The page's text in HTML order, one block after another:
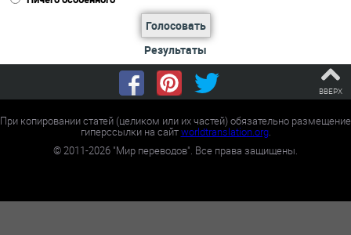
Голосовать
Результаты
ВВЕРХ
При копировании статей (целиком или их частей) обязательно размещение
гиперссылки на сайтworldtranslation.org.
©2011-2026 "Мир переводов". Все права защищены.